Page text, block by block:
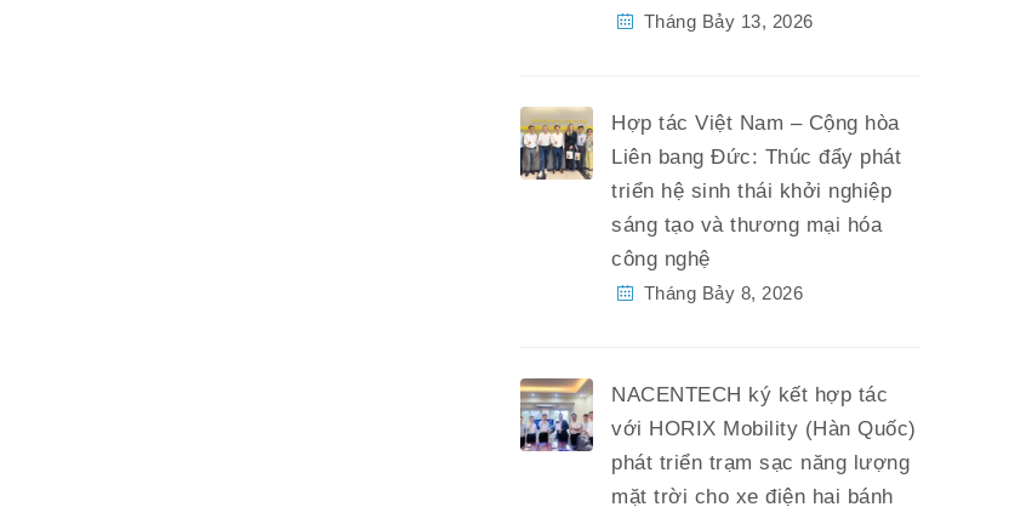
Tháng Bảy 13, 2026
Hợp tác Việt Nam – Cộng hòa
Liên bang Đức: Thúc đẩy phát
triển hệ sinh thái khởi nghiệp
sáng tạo và thương mại hóa
công nghệ
Tháng Bảy 8, 2026
NACENTECH ký kết hợp tác
với HORIX Mobility (Hàn Quốc)
phát triển trạm sạc năng lượng
mặt trời cho xe điện hai bánh